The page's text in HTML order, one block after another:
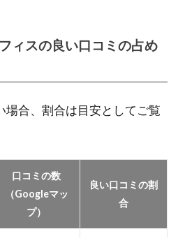
ィスの良い口コミの占め
合、割合は目安としてご覧
口コミの数
（Googleマッ
プ）
良い口コミの割
合